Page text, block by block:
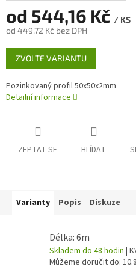
od 544,16 Kč / KS
od 449,72 Kč bez DPH
Měrná
cena:
ZVOLTE VARIANTU
Pozinkovaný profil 50x50x2mm
Detailní informace
ZEPTAT SE HLÍDAT
Varianty Popis Diskuze
Délka: 6m
Skladem do 48 hodin |
Můžeme doručit do: